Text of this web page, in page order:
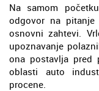
Na samom
odgovor na
osnovni zahtevi.
upoznavanje
ona postavlja pred
oblasti auto
procene.